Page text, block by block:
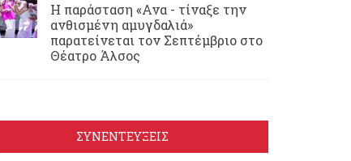
Η παράσταση «Ανα - τίναξε την
ανθισμένη αμυγδαλιά»
παρατείνεται τον Σεπτέμβριο στο
Θέατρο Άλσος
ΣΥΝΕΝΤΕΥΞΕΙΣ